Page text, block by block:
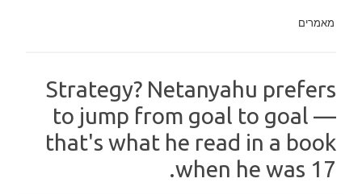
מאמרים
Strategy? Netanyahu prefers
to jump from goal to goal —
that's what he read in a book
when he was 17.